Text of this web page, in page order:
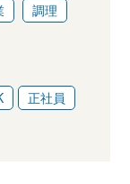
調理
正社員